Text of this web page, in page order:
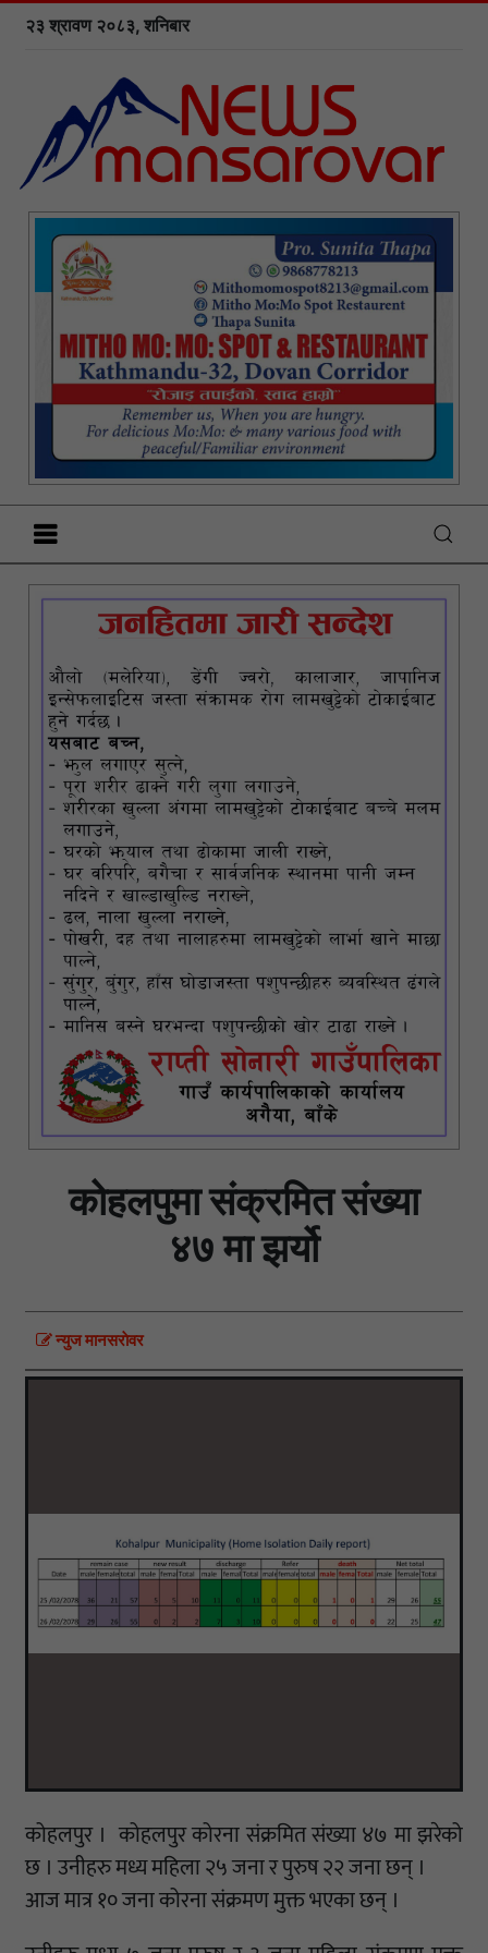
२३ श्रावण २०८३, शनिबार
कोहलपुमा संक्रमित संख्या
४७ मा झर्यो
न्युज मानसराेवर
कोहलपुर । कोहलपुर कोरना संक्रमित संख्या ४७ मा झरेको
छ । उनीहरु मध्य महिला २५ जना र पुरुष २२ जना छन् ।
आज मात्र १० जना कोरना संक्रमण मुक्त भएका छन् ।